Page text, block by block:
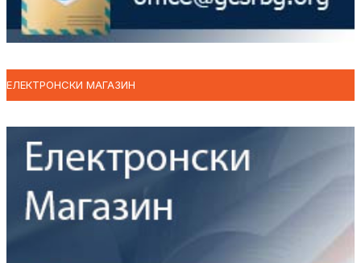
ЕЛЕКТРОНСКИ МАГАЗИН